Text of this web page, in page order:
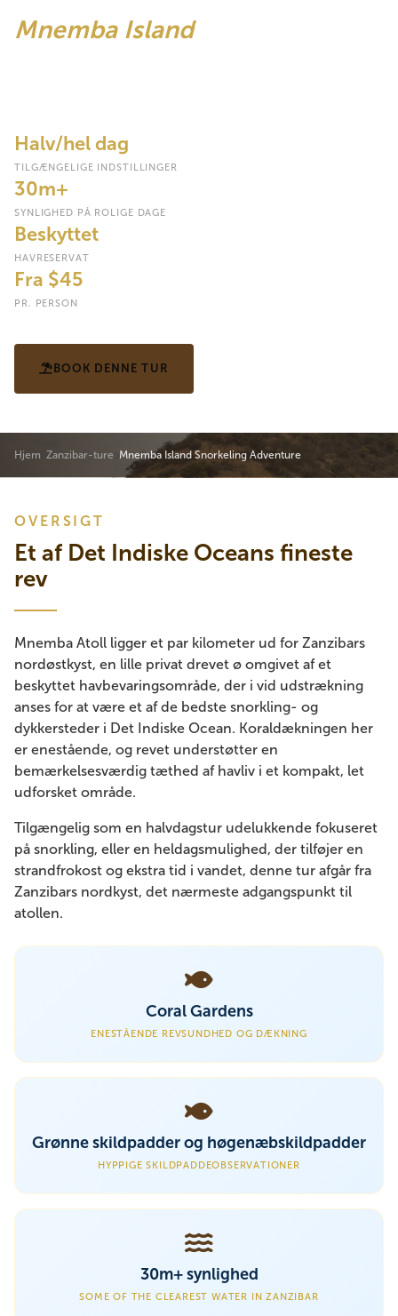
Mnemba IslandSnorkeleventyr
Halv/hel dag
TILGÆNGELIGE INDSTILLINGER
30m+
SYNLIGHED PÅ ROLIGE DAGE
Beskyttet
HAVRESERVAT
Fra $45
PR. PERSON
BOOK DENNE TUR
Hjem Zanzibar-ture Mnemba Island Snorkeling Adventure
OVERSIGT
Et af Det Indiske Oceans fineste
rev
Mnemba Atoll ligger et par kilometer ud for Zanzibars
nordøstkyst, en lille privat drevet ø omgivet af et
beskyttet havbevaringsområde, der i vid udstrækning
anses for at være et af de bedste snorkling- og
dykkersteder i Det Indiske Ocean. Koraldækningen her
er enestående, og revet understøtter en
bemærkelsesværdig tæthed af havliv i et kompakt, let
udforsket område.
Tilgængelig som en halvdagstur udelukkende fokuseret
på snorkling, eller en heldagsmulighed, der tilføjer en
strandfrokost og ekstra tid i vandet, denne tur afgår fra
Zanzibars nordkyst, det nærmeste adgangspunkt til
atollen.
Coral Gardens
ENESTÅENDE REVSUNDHED OG DÆKNING
Grønne skildpadder og høgenæbskildpadder
HYPPIGE SKILDPADDEOBSERVATIONER
30m+ synlighed
SOME OF THE CLEAREST WATER IN ZANZIBAR